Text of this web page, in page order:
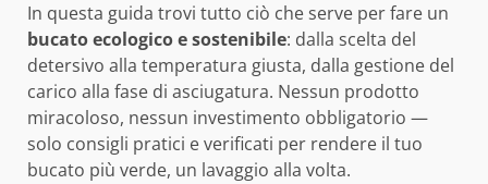
In questa guida trovi tutto ciò che serve per fare un
bucato ecologico e sostenibile: dalla scelta del
detersivo alla temperatura giusta, dalla gestione del
carico alla fase di asciugatura. Nessun prodotto
miracoloso, nessun investimento obbligatorio —
solo consigli pratici e verificati per rendere il tuo
bucato più verde, un lavaggio alla volta.